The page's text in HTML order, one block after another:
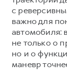
H3
от 2 499 000 ₽
Аксессуары
Каталоги и
Программа
Запись на
Моторное
Стоимость
Владельцам
Новости
О GWM
с
важно для
автомобиля:
не только о
но и о
маневр